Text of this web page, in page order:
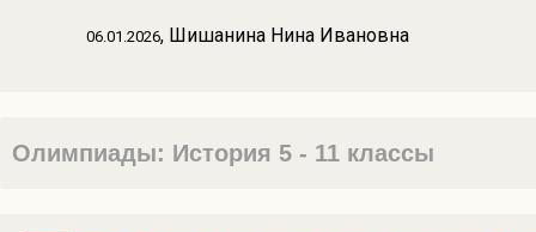
06.01.2026, Шишанина Нина Ивановна
Олимпиады: История 5 - 11 классы